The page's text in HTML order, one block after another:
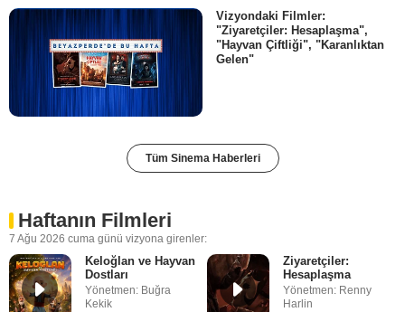
Vizyondaki Filmler:
"Ziyaretçiler: Hesaplaşma",
"Hayvan Çiftliği", "Karanlıktan
Gelen"
Tüm Sinema Haberleri
Haftanın Filmleri
7 Ağu 2026 cuma günü vizyona girenler:
Keloğlan ve Hayvan
Dostları
Yönetmen: Buğra
Kekik
Ziyaretçiler:
Hesaplaşma
Yönetmen: Renny
Harlin